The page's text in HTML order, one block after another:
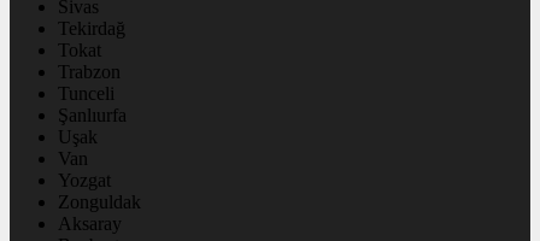
Sivas
Tekirdağ
Tokat
Trabzon
Tunceli
Şanlıurfa
Uşak
Van
Yozgat
Zonguldak
Aksaray